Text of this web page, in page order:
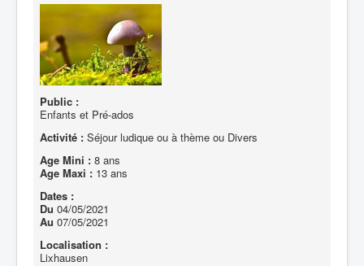
Public :
Enfants et Pré-ados
Activité : Séjour ludique ou à thème ou Divers
Age Mini : 8 ans
Age Maxi : 13 ans
Dates :
Du 04/05/2021
Au 07/05/2021
Localisation :
Lixhausen